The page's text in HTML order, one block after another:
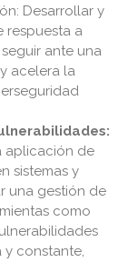
Desarrollar y
respuesta a
ante una
acelera la
aplicación de
sistemas y
una gestión de
como
constante,